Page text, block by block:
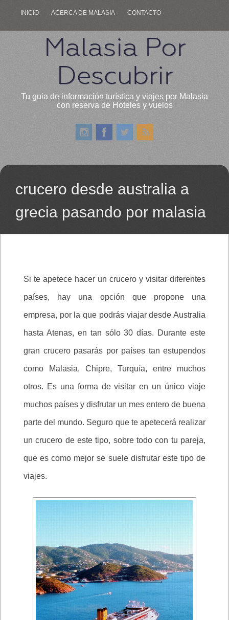
INICIO ACERCA DE MALASIA CONTACTO
Malasia Por
Descubrir
Tu guia de información turística y viajes por Malasia
con reserva de Hoteles y vuelos
crucero desde australia a
grecia pasando por malasia
Si te apetece hacer un crucero y visitar diferentes
países, hay una opción que propone una
empresa, por la que podrás viajar desde Australia
hasta Atenas, en tan sólo 30 días. Durante este
gran crucero pasarás por países tan estupendos
como Malasia, Chipre, Turquía, entre muchos
otros. Es una forma de visitar en un único viaje
muchos países y disfrutar un mes entero de buena
parte del mundo. Seguro que te apetecerá realizar
un crucero de este tipo, sobre todo con tu pareja,
que es como mejor se suele disfrutar este tipo de
viajes.